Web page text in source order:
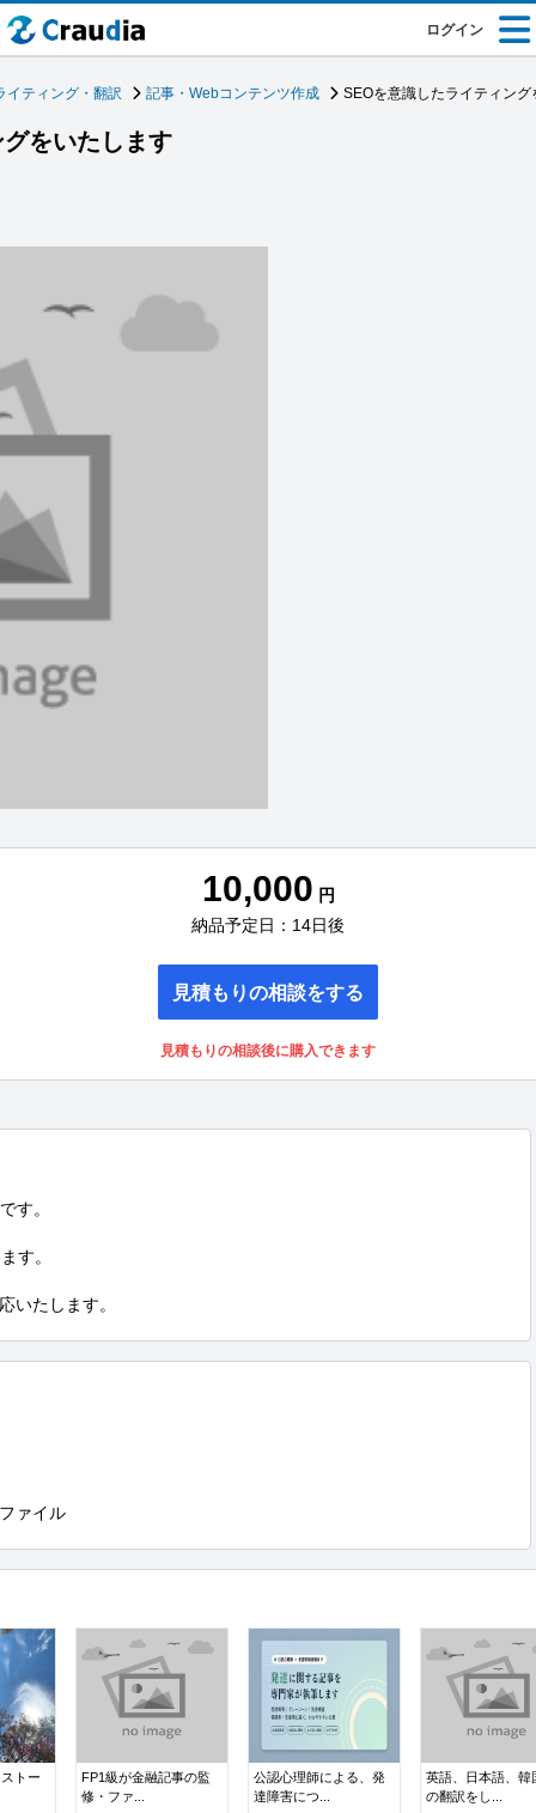
ログイン
イティング・翻訳 記事・Webコンテンツ作成 SEOを意識したライティング
をいたします
10,000 円
納品予定日：14日後
見積もりの相談をする
見積もりの相談後に購入できます
す。
す。
いたします。
ァイル
トー
FP1級が金融記事の監
修・ファ...
公認心理師による、発
達障害につ...
英語、日本語、韓
の翻訳をし...